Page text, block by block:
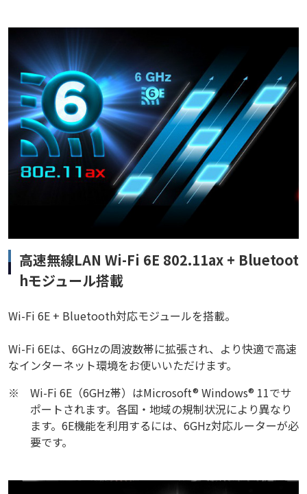
高速無線LAN Wi-Fi 6E 802.11ax + Bluetoot
hモジュール搭載
Wi-Fi 6E + Bluetooth対応モジュールを搭載。
Wi-Fi 6Eは、6GHzの周波数帯に拡張され、より快適で高速
なインターネット環境をお使いいただけます。
※
Wi-Fi 6E（6GHz帯）はMicrosoft® Windows® 11でサ
ポートされます。各国・地域の規制状況により異なり
ます。6E機能を利用するには、6GHz対応ルーターが必
要です。